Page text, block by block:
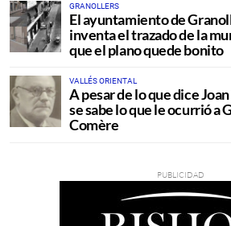
GRANOLLERS
El ayuntamiento de
inventa el trazado de la
que el plano quede bonito
VALLÉS ORIENTAL
A pesar de lo que dice
se sabe lo que le ocurrió a
Comère